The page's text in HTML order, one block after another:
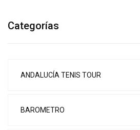
Categorías
ANDALUCÍA TENIS TOUR
BAROMETRO